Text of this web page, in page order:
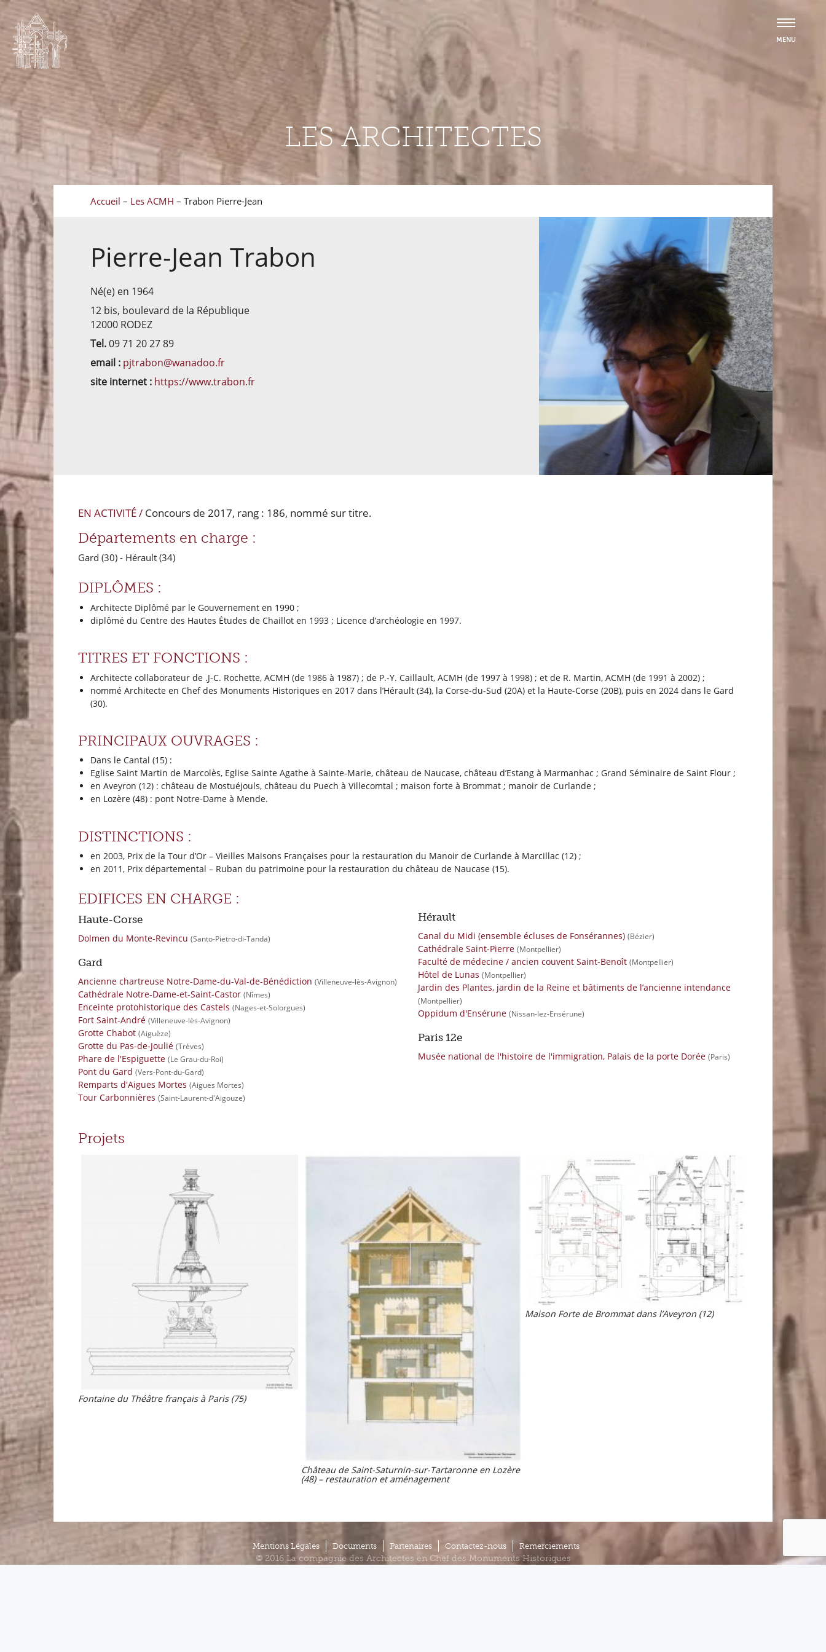
LES ARCHITECTES
Accueil – Les ACMH – Trabon Pierre-Jean
Pierre-Jean Trabon
Né(e) en 1964
12 bis, boulevard de la République
12000 RODEZ
Tel.09 71 20 27 89
email : pjtrabon@wanadoo.fr
site internet : https://www.trabon.fr
EN ACTIVITÉ / Concours de 2017, rang : 186, nommé sur titre.
Départements en charge :
Gard (30) - Hérault (34)
DIPLÔMES :
Architecte Diplômé par le Gouvernement en 1990 ;
diplômé du Centre des Hautes Études de Chaillot en 1993 ; Licence d’archéologie en 1997.
TITRES ET FONCTIONS :
Architecte collaborateur de .J-C. Rochette, ACMH (de 1986 à 1987) ; de P.-Y. Caillault, ACMH (de 1997 à 1998) ; et de R. Martin, ACMH (de 1991 à 2002) ;
nommé Architecte en Chef des Monuments Historiques en 2017 dans l’Hérault (34), la Corse-du-Sud (20A) et la Haute-Corse (20B), puis en 2024 dans le Gard
(30).
PRINCIPAUX OUVRAGES :
Dans le Cantal (15) :
Eglise Saint Martin de Marcolès, Eglise Sainte Agathe à Sainte-Marie, château de Naucase, château d’Estang à Marmanhac ; Grand Séminaire de Saint Flour ;
en Aveyron (12) : château de Mostuéjouls, château du Puech à Villecomtal ; maison forte à Brommat ; manoir de Curlande ;
en Lozère (48) : pont Notre-Dame à Mende.
DISTINCTIONS :
en 2003, Prix de la Tour d’Or – Vieilles Maisons Françaises pour la restauration du Manoir de Curlande à Marcillac (12) ;
en 2011, Prix départemental – Ruban du patrimoine pour la restauration du château de Naucase (15).
EDIFICES EN CHARGE :
Haute-Corse
Dolmen du Monte-Revincu (Santo-Pietro-di-Tanda)
Gard
Ancienne chartreuse Notre-Dame-du-Val-de-Bénédiction (Villeneuve-lès-Avignon)
Cathédrale Notre-Dame-et-Saint-Castor (Nîmes)
Enceinte protohistorique des Castels (Nages-et-Solorgues)
Fort Saint-André (Villeneuve-lès-Avignon)
Grotte Chabot (Aiguèze)
Grotte du Pas-de-Joulié (Trèves)
Phare de l'Espiguette (Le Grau-du-Roi)
Pont du Gard (Vers-Pont-du-Gard)
Remparts d'Aigues Mortes (Aigues Mortes)
Tour Carbonnières (Saint-Laurent-d'Aigouze)
Hérault
Canal du Midi (ensemble écluses de Fonsérannes) (Bézier)
Cathédrale Saint-Pierre (Montpellier)
Faculté de médecine / ancien couvent Saint-Benoît (Montpellier)
Hôtel de Lunas (Montpellier)
Jardin des Plantes, jardin de la Reine et bâtiments de l’ancienne intendance
(Montpellier)
Oppidum d'Ensérune (Nissan-lez-Ensérune)
Paris 12e
Musée national de l'histoire de l'immigration, Palais de la porte Dorée (Paris)
Projets
Fontaine du Théâtre français à Paris (75)
Château de Saint-Saturnin-sur-Tartaronne en Lozère
(48) – restauration et aménagement
Maison Forte de Brommat dans l’Aveyron (12)
Mentions Légales Documents Partenaires Contactez-nous Remerciements
© 2016 La compagnie des Architectes en Chef des Monuments Historiques